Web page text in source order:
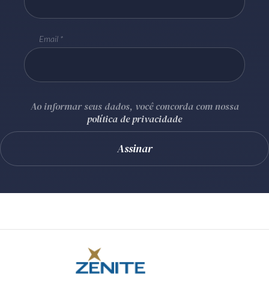
Email
Ao informar seus dados, você concorda com nossa
política de privacidade